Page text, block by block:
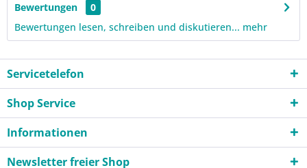
Bewertungen
0
Bewertungen lesen, schreiben und diskutieren... mehr
Servicetelefon
Shop Service
Informationen
Newsletter freier Shop